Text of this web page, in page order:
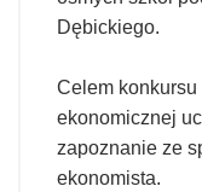
Dębickiego.
Celem konkursu
ekonomicznej
zapoznanie ze
ekonomista.